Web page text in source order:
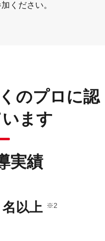
ください。
のプロに認
ます
実績
名以上 ※2